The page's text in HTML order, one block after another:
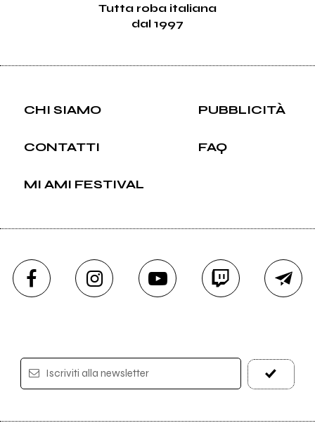
Tutta roba italiana
dal 1997
CHI SIAMO PUBBLICITÀ
CONTATTI FAQ
MI AMI FESTIVAL
Iscriviti alla newsletter